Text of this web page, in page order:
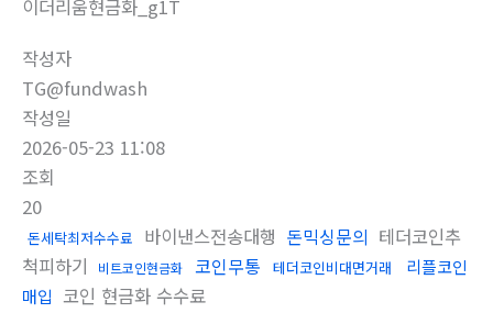
이더리움현금화_g1T
작성자
TG@fundwash
작성일
2026-05-23 11:08
조회
20
돈세탁최저수수료 바이낸스전송대행 돈믹싱문의 테더코인추
척피하기
비트코인현금화 코인무통 테더코인비대면거래
리플코인
매입 코인 현금화 수수료